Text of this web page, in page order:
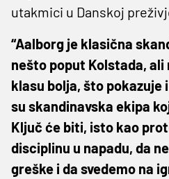
utakmici u Danskoj
“Aalborg je klasična
nešto poput Kolstada, ali
klasu bolja, što pokazuje
su skandinavska ekipa
Ključ će biti, isto kao
disciplinu u napadu, da
greške i da svedemo na